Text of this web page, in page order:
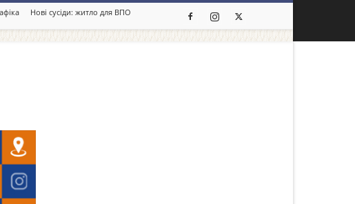
Нові сусіди: житло для ВПО